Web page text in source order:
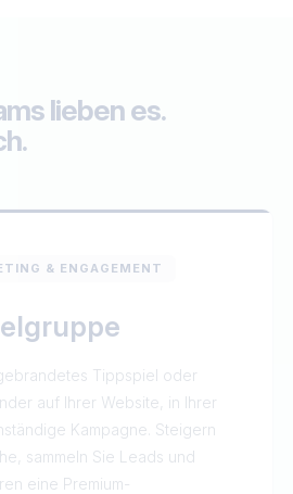
lieben es.
& ENGAGEMENT
Tippspiel oder
auf Ihrer Website, in Ihrer
Kampagne. Steigern
sammeln Sie Leads und
eine Premium-